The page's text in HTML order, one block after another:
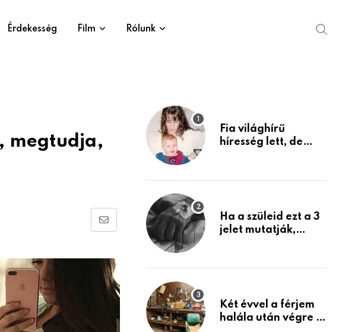
Érdekesség Film Rólunk
megtudja,
Share
Email
Fia világhírű
híresség lett, de
mint azt el tudnád
Ha a szüleid ezt a 3
jelet mutatják,
Készülj fel arra, ami
Két évvel a férjem
halála után végre át